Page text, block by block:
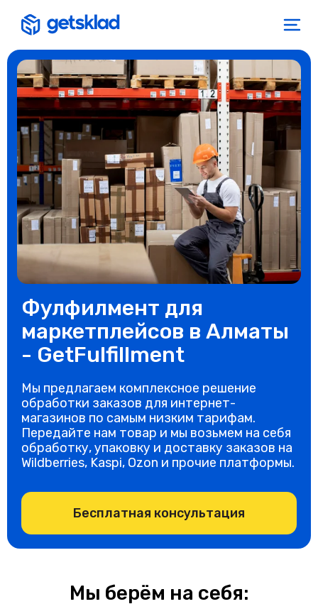
Фулфилмент для
маркетплейсов в Алматы
- GetFulfillment
Мы предлагаем комплексное решение
обработки заказов для интернет-
магазинов по самым низким тарифам.
Передайте нам товар и мы возьмем на себя
обработку, упаковку и доставку заказов на
Wildberries, Kaspi, Ozon и прочие платформы.
Бесплатная консультация
Мы берём на себя: